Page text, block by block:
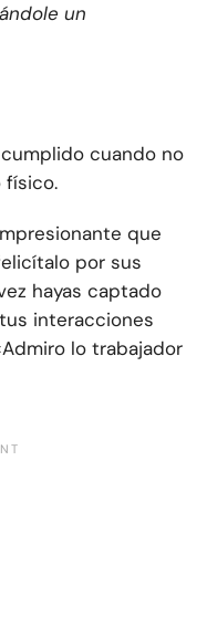
un
cuando no
físico.
que
por sus
hayas captado
interacciones
lo trabajador